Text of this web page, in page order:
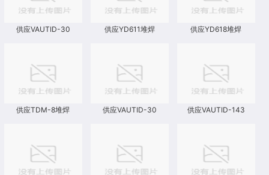
供应VAUTID-30 供应YD611堆焊 供应YD618堆焊
供应TDM-8堆焊 供应VAUTID-30 供应VAUTID-143